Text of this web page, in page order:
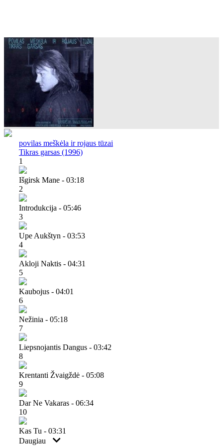
povilas meškėla ir rojaus tūzai
Tikras garsas (1996)
1
Išgirsk Mane - 03:18
2
Introdukcija - 05:46
3
Upe Aukštyn - 03:53
4
Akloji Naktis - 04:31
5
Kaubojus - 04:01
6
Nežinia - 05:18
7
Liepsnojantis Dangus - 03:42
8
Krentanti Žvaigždė - 05:08
9
Dar Ne Vakaras - 06:34
10
Kas Tu - 03:31
Daugiau